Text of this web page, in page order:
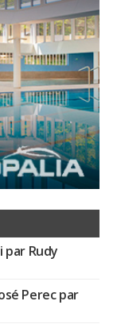
par Rudy
Perec par